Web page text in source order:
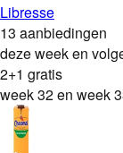
Libresse
13 aanbiedingen
deze week en
2+1 gratis
week 32 en week